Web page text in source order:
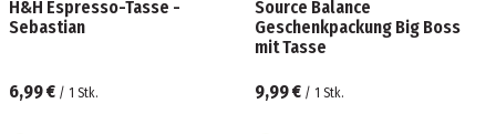
H&H Espresso-Tasse -
Sebastian
6,99 € / 1 Stk.
Source Balance
Geschenkpackung Big Boss
mit Tasse
9,99 € / 1 Stk.